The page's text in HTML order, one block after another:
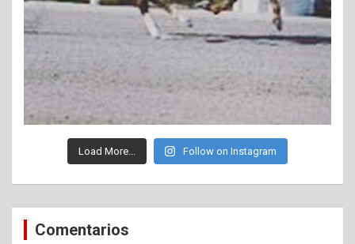
Load More... Follow on Instagram
Comentarios